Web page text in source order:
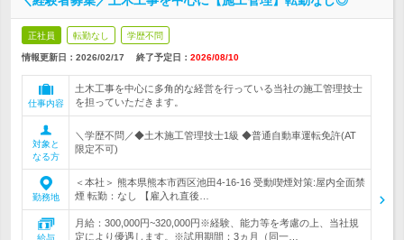
正社員 転勤なし 学歴不問
情報更新日：2026/02/17 終了予定日： 2026/08/10
仕事内容
土木工事を中心に多角的な経営を行っている当社の施工管理技士
を担っていただきます。
対象と
なる方
＼学歴不問／◆土木施工管理技士1級 ◆普通自動車運転免許(AT
限定不可)
勤務地
＜本社＞ 熊本県熊本市西区池田4-16-16 受動喫煙対策:屋内全面禁
煙 転勤：なし 【雇入れ直後…
給与
月給：300,000円~320,000円※経験、能力等を考慮の上、当社規
定により優遇します。※試用期間：3ヵ月（同一…